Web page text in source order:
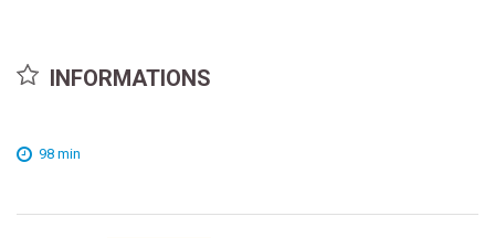
INFORMATIONS
98 min